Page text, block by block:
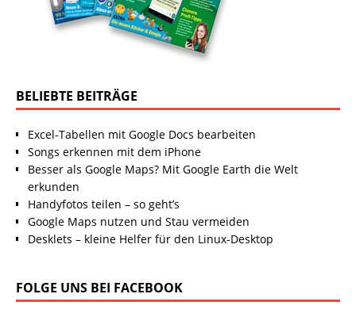
BELIEBTE BEITRÄGE
Excel-Tabellen mit Google Docs bearbeiten
Songs erkennen mit dem iPhone
Besser als Google Maps? Mit Google Earth die Welt
erkunden
Handyfotos teilen – so geht’s
Google Maps nutzen und Stau vermeiden
Desklets – kleine Helfer für den Linux-Desktop
FOLGE UNS BEI FACEBOOK